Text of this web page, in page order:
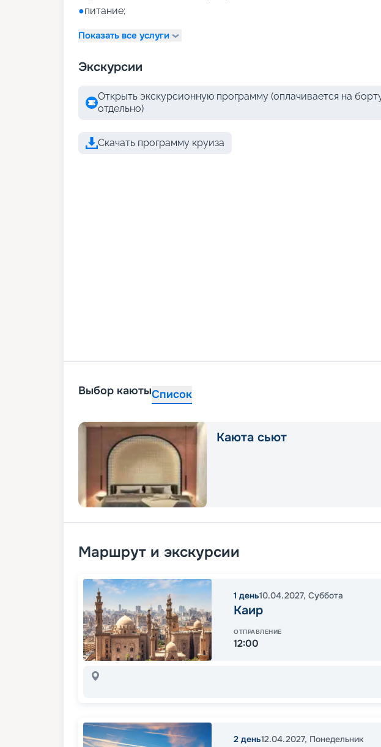
●питание;
Показать все услуги
Экскурсии
Открыть экскурсионную программу (оплачивается на
отдельно)
Скачать программу круиза
Выбор каютыСписок
Каюта сьют
Маршрут и экскурсии
1 день10.04.2027, Суббота
Каир
ОТПРАВЛЕНИЕ
12:00
2 день12.04.2027, Понедельник